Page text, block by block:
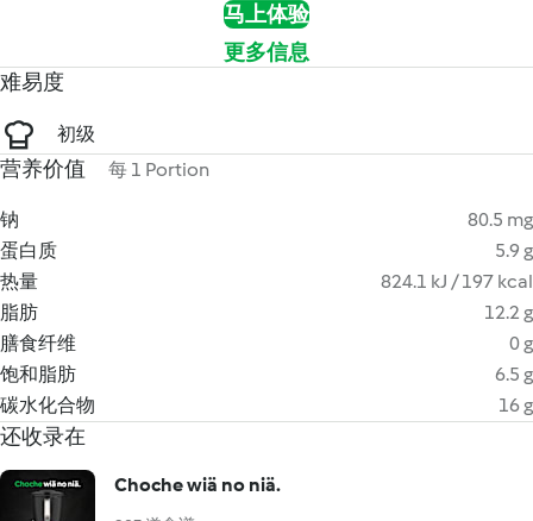
马上体验
更多信息
难易度
初级
营养价值 每 1 Portion
钠
80.5 mg
蛋白质
5.9 g
热量
824.1 kJ / 197 kcal
脂肪
12.2 g
膳食纤维
0 g
饱和脂肪
6.5 g
碳水化合物
16 g
还收录在
Choche wiä no niä.